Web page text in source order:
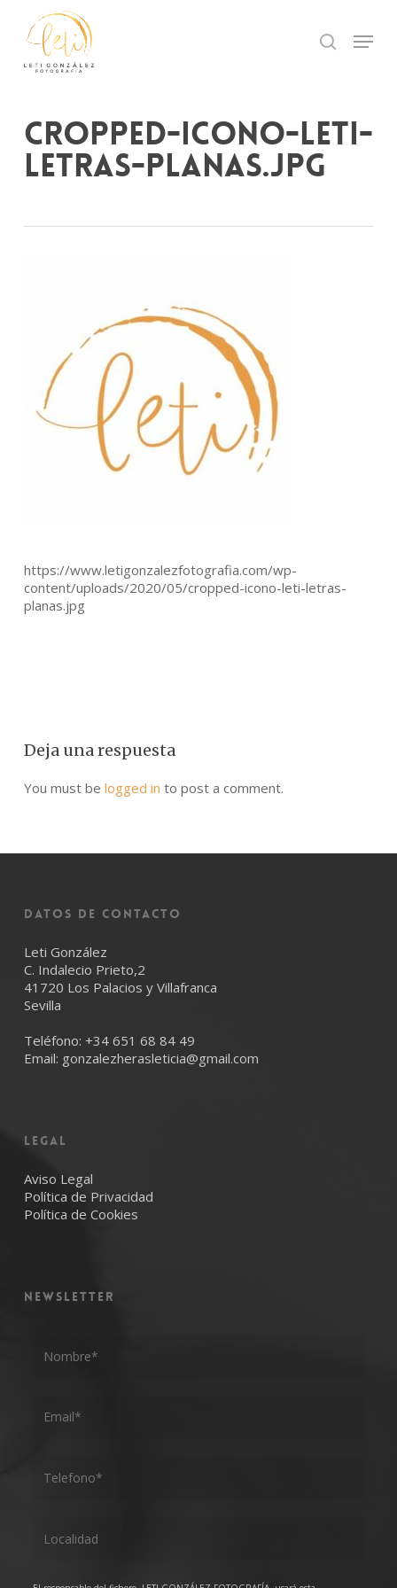
main
content
search
Menu
cropped-icono-leti-
letras-planas.jpg
https://www.letigonzalezfotografia.com/wp-
content/uploads/2020/05/cropped-icono-leti-letras-
planas.jpg
Deja una respuesta
You must be logged in to post a comment.
Datos de Contacto
Leti González
C. Indalecio Prieto,2
41720 Los Palacios y Villafranca
Sevilla
Teléfono: +34 651 68 84 49
Email: gonzalezherasleticia@gmail.com
LEGAL
Aviso Legal
Política de Privacidad
Política de Cookies
NEWSLETTER
Close